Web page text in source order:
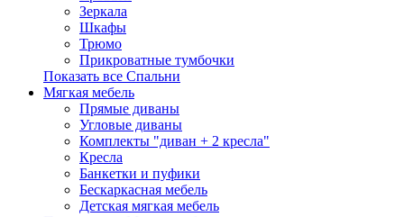
Зеркала
Шкафы
Трюмо
Прикроватные тумбочки
Показать все Спальни
Мягкая мебель
Прямые диваны
Угловые диваны
Комплекты "диван + 2 кресла"
Кресла
Банкетки и пуфики
Бескаркасная мебель
Детская мягкая мебель